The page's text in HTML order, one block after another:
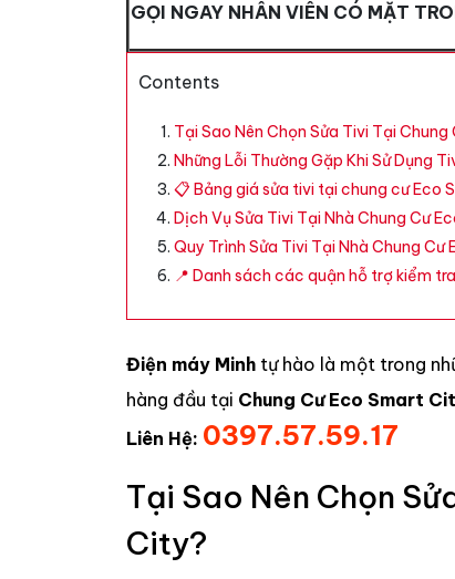
GỌI NGAY NHÂN VIÊN CÓ MẶT
Contents
Tại Sao Nên Chọn Sửa Tivi Tại
Những Lỗi Thường Gặp Khi Sử Dụng
📋 Bảng giá sửa tivi tại chung cư Eco
Dịch Vụ Sửa Tivi Tại Nhà Chung Cư
Quy Trình Sửa Tivi Tại Nhà Chung
📍 Danh sách các quận hỗ trợ kiểm
Điện máy Minh tự hào là một trong
hàng đầu tại Chung Cư Eco Smart
Liên Hệ: 0397.57.59.17
Tại Sao Nên Chọn
City?